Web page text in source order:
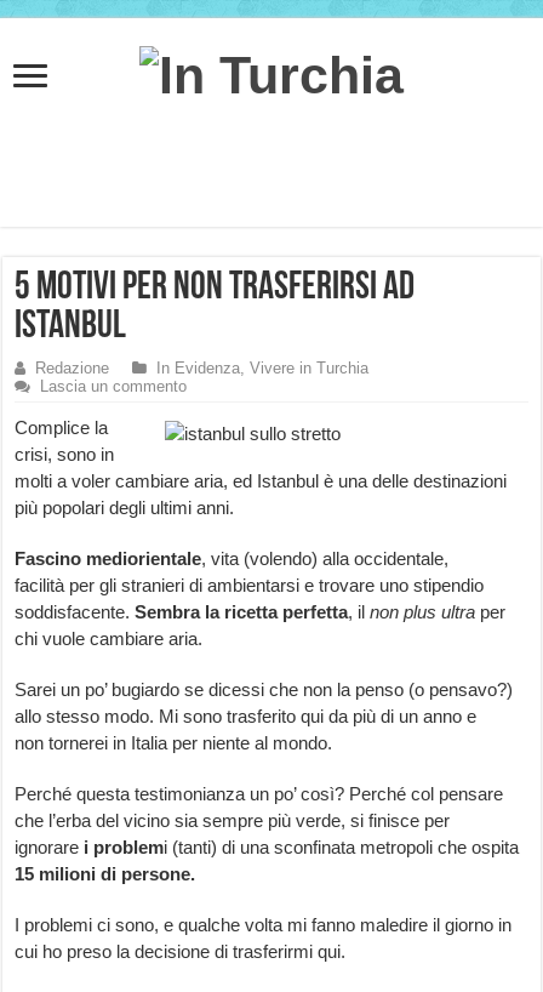
5 motivi per non trasferirsi ad
Istanbul
Redazione In Evidenza,Vivere in Turchia
Lascia un commento
Complice la
crisi, sono in
molti a voler cambiare aria, ed Istanbul è una delle destinazioni
più popolari degli ultimi anni.
Fascino mediorientale, vita (volendo) alla occidentale,
facilità per gli stranieri di ambientarsi e trovare uno stipendio
soddisfacente.Sembra la ricetta perfetta, ilnon plus ultra per
chi vuole cambiare aria.
Sarei un po’ bugiardo se dicessi che non la penso (o pensavo?)
allo stesso modo. Mi sono trasferito qui da più di un anno e
non tornerei in Italia per niente al mondo.
Perché questa testimonianza un po’ così? Perché col pensare
che l’erba del vicino sia sempre più verde, si finisce per
ignorare i problemi (tanti) di una sconfinata metropoli che ospita
15 milioni di persone.
I problemi ci sono, e qualche volta mi fanno maledire il giorno in
cui ho preso la decisione di trasferirmi qui.